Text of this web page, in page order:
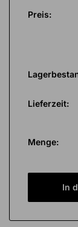
Preis:
Lieferzeit:
Menge:
In